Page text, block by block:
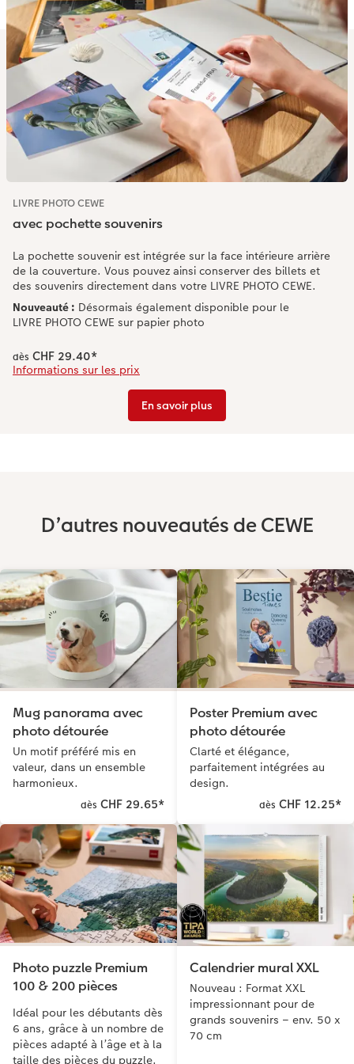
Accessoires
LIVRE PHOTO CEWE
avec pochette souvenirs
La pochette souvenir est intégrée sur la face intérieure arrière
de la couverture. Vous pouvez ainsi conserver des billets et
des souvenirs directement dans votre LIVRE PHOTO CEWE.
Nouveauté : Désormais également disponible pour le
LIVRE PHOTO CEWE sur papier photo
dès CHF 29.40*
Informations sur les prix
En savoir plus
D’autres nouveautés de CEWE
Mug panorama avec
photo détourée
Un motif préféré mis en
valeur, dans un ensemble
harmonieux.
dès CHF 29.65*
Poster Premium avec
photo détourée
Clarté et élégance,
parfaitement intégrées au
design.
dès CHF 12.25*
Photo puzzle Premium
100 & 200 pièces
Idéal pour les débutants dès
6 ans, grâce à un nombre de
pièces adapté à l’âge et à la
taille des pièces du puzzle.
Calendrier mural XXL
Nouveau : Format XXL
impressionnant pour de
grands souvenirs – env. 50 x
70 cm